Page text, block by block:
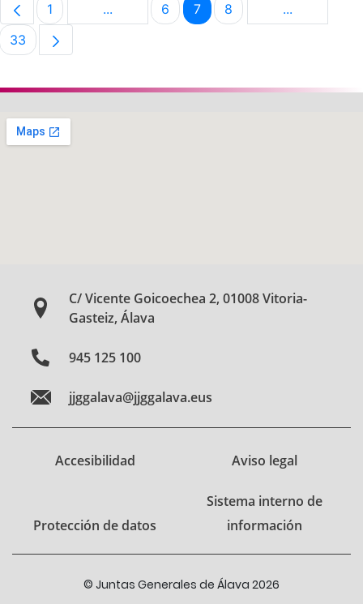
Página
1 ...Páginas intermedias Use TAB para
Página
6 Página
7 Página
8 ...Páginas
Página
33
C/ Vicente Goicoechea 2, 01008 Vitoria-
Gasteiz, Álava
945 125 100
jjggalava@jjggalava.eus
Accesibilidad Aviso legal
Protección de datos
Sistema interno de
información
© Juntas Generales de Álava 2026